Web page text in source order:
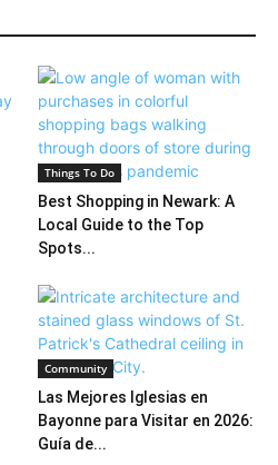
Things To Do
Best Shopping in Newark: A
Local Guide to the Top
Spots...
Community
Las Mejores Iglesias en
Bayonne para Visitar en 2026:
Guía de...